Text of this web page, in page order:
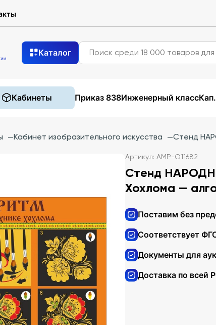
Каталог
Кабинеты Приказ 838Инженерный класс
—Кабинет изобразительного искусства —Стенд
Артикул: АМР-О11682
Стенд
Хохлома —
Поставим без
Соответствует
Документы для
Доставка по всей